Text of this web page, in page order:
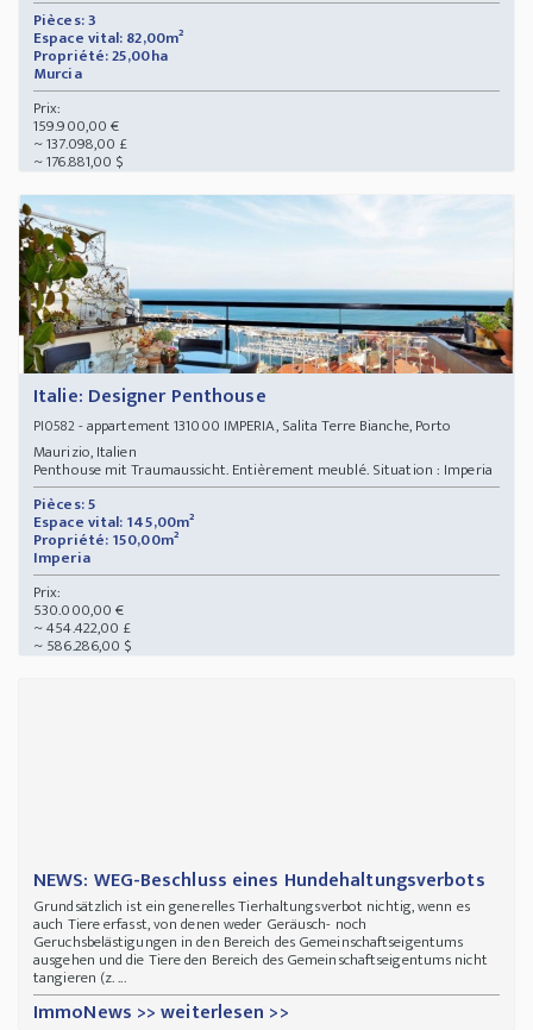
Pièces: 3
Espace vital: 82,00m²
Propriété: 25,00ha
Murcia
Prix:
159.900,00 €
~ 137.098,00 £
~ 176.881,00 $
Italie: Designer Penthouse
PI0582- appartement 131000 IMPERIA, Salita Terre Bianche, Porto
Maurizio, Italien
Penthouse mit Traumaussicht. Entièrement meublé. Situation : Imperia
Pièces: 5
Espace vital: 145,00m²
Propriété: 150,00m²
Imperia
Prix:
530.000,00 €
~ 454.422,00 £
~ 586.286,00 $
NEWS: WEG-Beschluss eines Hundehaltungsverbots
Grundsätzlich ist ein generelles Tierhaltungsverbot nichtig, wenn es
auch Tiere erfasst, von denen weder Geräusch- noch
Geruchsbelästigungen in den Bereich des Gemeinschaftseigentums
ausgehen und die Tiere den Bereich des Gemeinschaftseigentums nicht
tangieren (z. ...
ImmoNews >> weiterlesen >>